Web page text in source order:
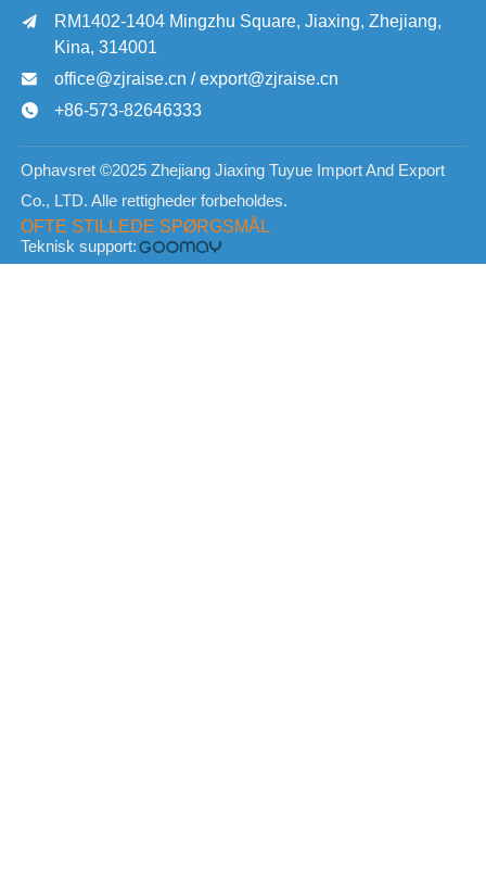

RM1402-1404 Mingzhu Square, Jiaxing, Zhejiang,
Kina, 314001
 office@zjraise.cn / export@zjraise.cn
 +86-573-82646333
Ophavsret ©2025 Zhejiang Jiaxing Tuyue Import And Export
Co., LTD. Alle rettigheder forbeholdes.
OFTE STILLEDE SPØRGSMÅL
Teknisk support: